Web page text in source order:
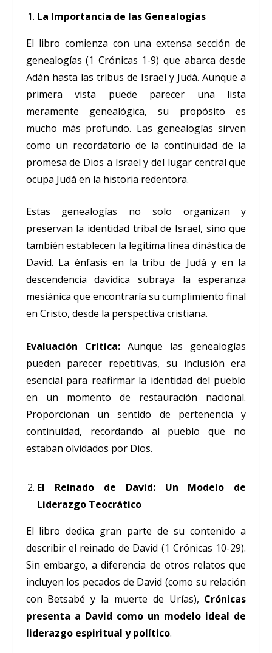
La Importancia de las Genealogías
El libro comienza con una extensa sección de
genealogías (1 Crónicas 1-9) que abarca desde
Adán hasta las tribus de Israel y Judá. Aunque a
primera vista puede parecer una lista
meramente genealógica, su propósito es
mucho más profundo. Las genealogías sirven
como un recordatorio de la continuidad de la
promesa de Dios a Israel y del lugar central que
ocupa Judá en la historia redentora.
Estas genealogías no solo organizan y
preservan la identidad tribal de Israel, sino que
también establecen la legítima línea dinástica de
David. La énfasis en la tribu de Judá y en la
descendencia davídica subraya la esperanza
mesiánica que encontraría su cumplimiento final
en Cristo, desde la perspectiva cristiana.
Evaluación Crítica:Aunque las genealogías
pueden parecer repetitivas, su inclusión era
esencial para reafirmar la identidad del pueblo
en un momento de restauración nacional.
Proporcionan un sentido de pertenencia y
continuidad, recordando al pueblo que no
estaban olvidados por Dios.
El Reinado de David: Un Modelo de
Liderazgo Teocrático
El libro dedica gran parte de su contenido a
describir el reinado de David (1 Crónicas 10-29).
Sin embargo, a diferencia de otros relatos que
incluyen los pecados de David (como su relación
con Betsabé y la muerte de Urías), Crónicas
presenta a David como un modelo ideal de
liderazgo espiritual y político.